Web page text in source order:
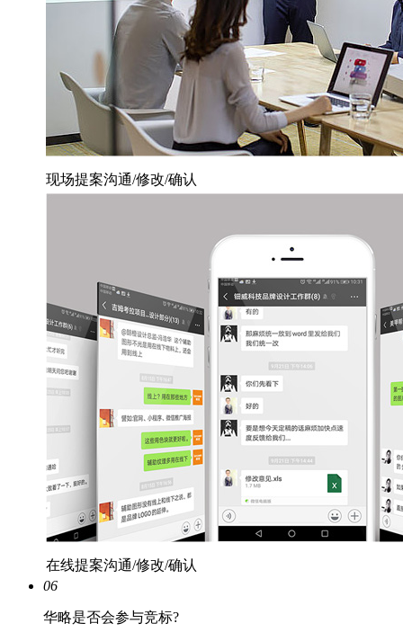
现场提案沟通/修改/确认
在线提案沟通/修改/确认
06
华略是否会参与竞标?